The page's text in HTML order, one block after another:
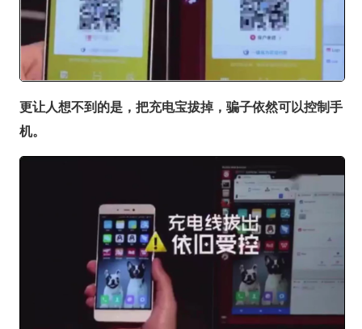
更让人想不到的是，把充电宝拔掉，骗子依然可以控制手
机。